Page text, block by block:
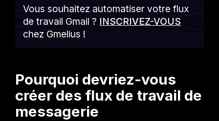
Vous souhaitez automatiser votre flux
de travail Gmail ?INSCRIVEZ-VOUS
chez Gmelius !
Pourquoi devriez-vous
créer des flux de travail de
messagerie